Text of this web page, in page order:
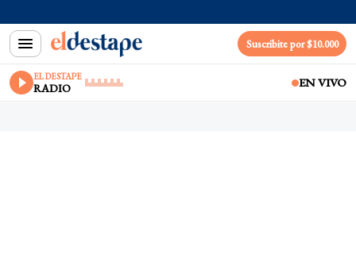
Suscribite por $10.000
EL DESTAPE
RADIO EN VIVO